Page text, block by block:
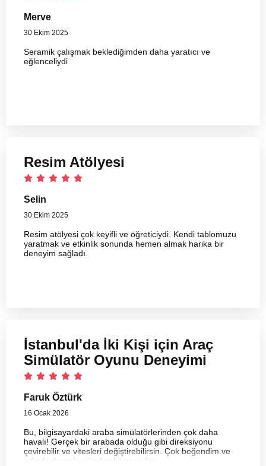
Merve
30 Ekim 2025
Seramik çalışmak beklediğimden daha yaratıcı ve
eğlenceliydi
Resim Atölyesi
Selin
30 Ekim 2025
Resim atölyesi çok keyifli ve öğreticiydi. Kendi tablomuzu
yaratmak ve etkinlik sonunda hemen almak harika bir
deneyim sağladı.
İstanbul'da İki Kişi için Araç
Simülatör Oyunu Deneyimi
Faruk Öztürk
16 Ocak 2026
Bu, bilgisayardaki araba simülatörlerinden çok daha
havalı! Gerçek bir arabada olduğu gibi direksiyonu
çevirebilir ve vitesleri değiştirebilirsin. Çok beğendim ve
arkadaşlarımla güzel vakit geçirdim.